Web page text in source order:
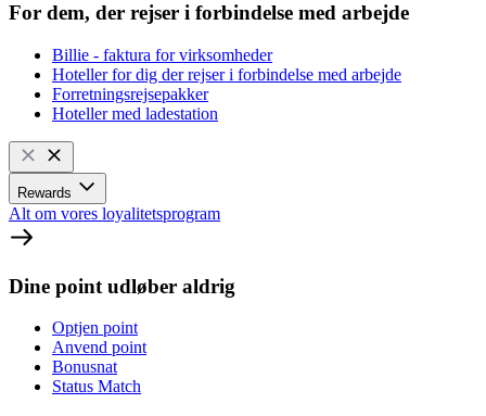
For dem, der rejser i forbindelse med arbejde
Billie - faktura for virksomheder
Hoteller for dig der rejser i forbindelse med arbejde
Forretningsrejsepakker
Hoteller med ladestation
Rewards
Alt om vores loyalitetsprogram
Dine point udløber aldrig
Optjen point
Anvend point
Bonusnat
Status Match